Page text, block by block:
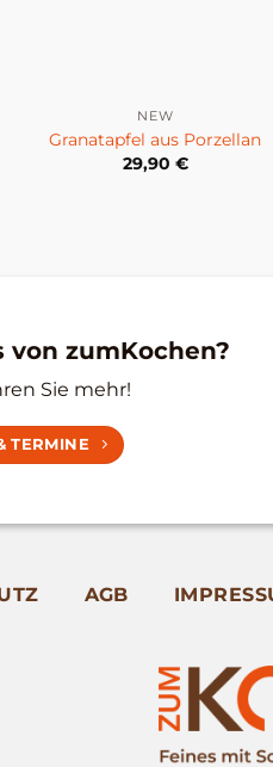
NEW
Granatapfel aus Porzellan
29,90 €
von zumKochen?
Sie mehr!
TERMINE
AGB